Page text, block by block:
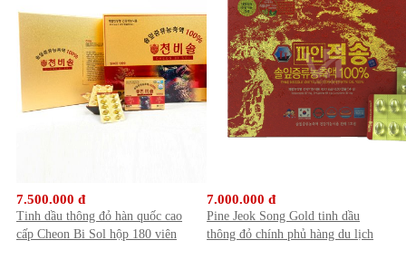
7.500.000 đ
Tinh dầu thông đỏ hàn quốc cao
cấp Cheon Bi Sol hộp 180 viên
7.000.000 đ
Pine Jeok Song Gold tinh dầu
thông đỏ chính phủ hàng du lịch